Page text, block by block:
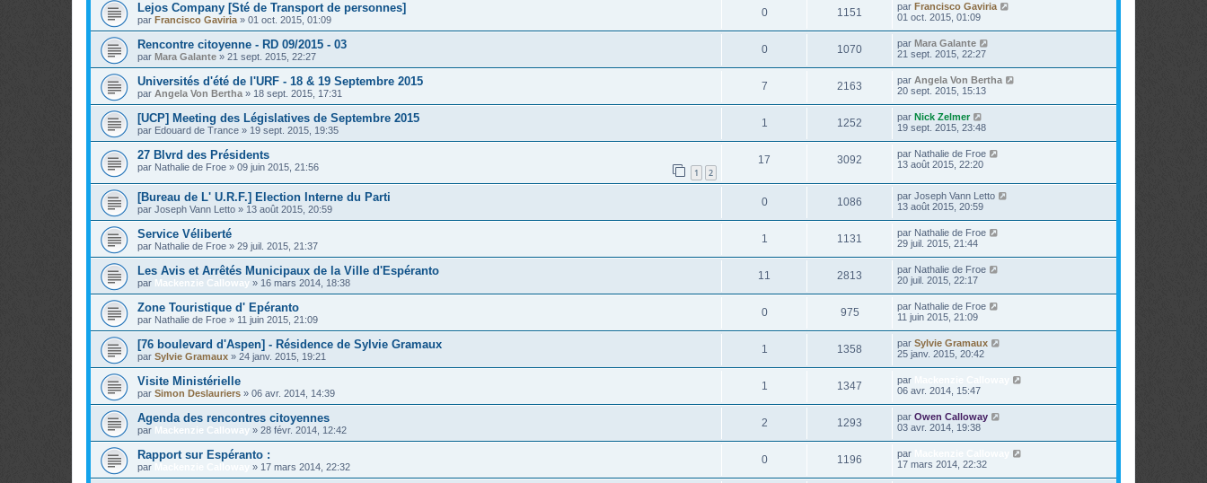
Lejos Company [Sté de Transport de personnes]
par Francisco Gaviria» 01 oct. 2015, 01:09
0 1151 par Francisco Gaviria
01 oct. 2015, 01:09
Rencontre citoyenne - RD 09/2015 - 03
par Mara Galante » 21 sept. 2015, 22:27
0 1070 par Mara Galante
21 sept. 2015, 22:27
Universités d'été de l'URF - 18 & 19 Septembre 2015
par Angela Von Bertha » 18 sept. 2015, 17:31
7 2163 par Angela Von Bertha
20 sept. 2015, 15:13
[UCP] Meeting des Législatives de Septembre 2015
par Edouard de Trance » 19 sept. 2015, 19:35
1 1252 par Nick Zelmer
19 sept. 2015, 23:48
27 Blvrd des Présidents
par Nathalie de Froe » 09 juin 2015, 21:56 1 2
17 3092 par Nathalie de Froe
13 août 2015, 22:20
[Bureau de L' U.R.F.] Election Interne du Parti
par Joseph Vann Letto » 13 août 2015, 20:59
0 1086 par Joseph Vann Letto
13 août 2015, 20:59
Service Véliberté
par Nathalie de Froe » 29 juil. 2015, 21:37
1 1131 par Nathalie de Froe
29 juil. 2015, 21:44
Les Avis et Arrêtés Municipaux de la Ville d'Espéranto
par Mackenzie Calloway » 16 mars 2014, 18:38
11 2813 par Nathalie de Froe
20 juil. 2015, 22:17
Zone Touristique d' Epéranto
par Nathalie de Froe » 11 juin 2015, 21:09
0 975 par Nathalie de Froe
11 juin 2015, 21:09
[76 boulevard d'Aspen] - Résidence de Sylvie Gramaux
par Sylvie Gramaux » 24 janv. 2015, 19:21
1 1358 par Sylvie Gramaux
25 janv. 2015, 20:42
Visite Ministérielle
par Simon Deslauriers » 06 avr. 2014, 14:39
1 1347 par
06 avr. 2014, 15:47
Agenda des rencontres citoyennes
par Mackenzie Calloway » 28 févr. 2014, 12:42
2 1293 par Owen Calloway
03 avr. 2014, 19:38
Rapport sur Espéranto :
par » 17 mars 2014, 22:32
0 1196 par
17 mars 2014, 22:32